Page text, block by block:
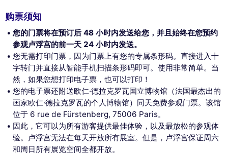
购票须知
您的门票将在预订后 48 小时内发送给您，并且始终在您预约
参观卢浮宫的前一天 24 小时内发送。
您无需打印门票，因为门票上有您的专属条形码。直接进入十
字转门并直接从智能手机扫描条形码即可。使用非常简单。当
然，如果您想打印电子票，也可以打印！
您的电子票还附送欧仁·德拉克罗瓦国立博物馆（法国最杰出的
画家欧仁·德拉克罗瓦的个人博物馆）同天免费参观门票。该馆
位于 6 rue de Fürstenberg, 75006 Paris。
因此，它可以为所有游客提供最佳体验，以及最放松的参观体
验。卢浮宫无法在每天开放所有展室。但是，卢浮宫保证周六
和周日所有展览空间全都开放。